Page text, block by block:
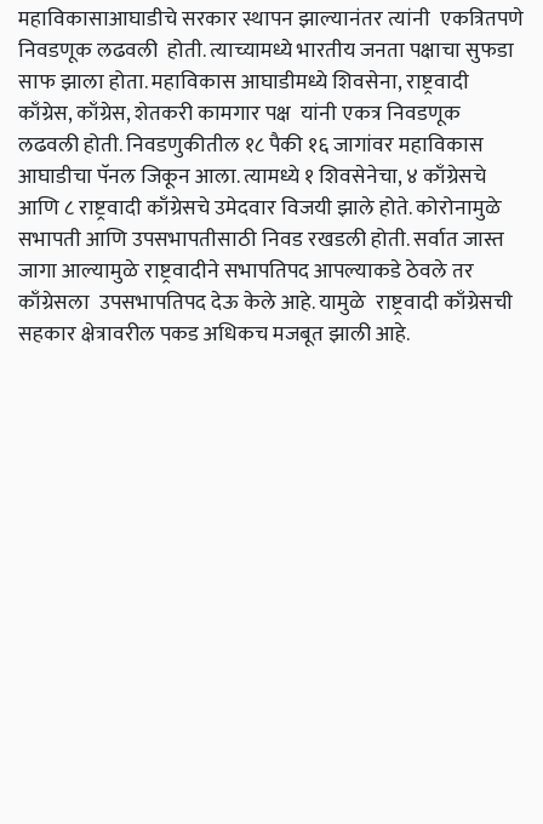
महाविकासाआघाडीचे सरकार स्थापन झाल्यानंतर त्यांनी एकत्रितपणे
निवडणूक लढवली होती. त्याच्यामध्ये भारतीय जनता पक्षाचा सुफडा
साफ झाला होता. महाविकास आघाडीमध्ये शिवसेना,राष्ट्रवादी
काँग्रेस,काँग्रेस,शेतकरी कामगार पक्ष यांनी एकत्र निवडणूक
लढवली होती. निवडणुकीतील १८ पैकी १६ जागांवर महाविकास
आघाडीचा पॅनल जिकून आला. त्यामध्ये १ शिवसेनेचा,४ काँग्रेसचे
आणि ८ राष्ट्रवादी काँग्रेसचे उमेदवार विजयी झाले होते. कोरोनामुळे
सभापती आणि उपसभापतीसाठी निवड रखडली होती. सर्वात जास्त
जागा आल्यामुळे राष्ट्रवादीने सभापतिपद आपल्याकडे ठेवले तर
काँग्रेसला उपसभापतिपद देऊ केले आहे. यामुळे राष्ट्रवादी काँग्रेसची
सहकार क्षेत्रावरील पकड अधिकच मजबूत झाली आहे.